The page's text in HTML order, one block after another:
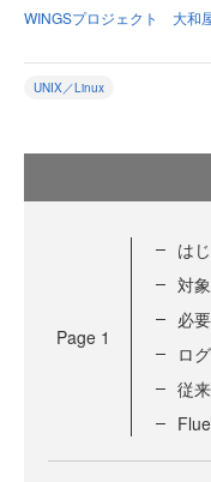
WINGSプロジェクト 大和
UNIX／Linux
Page 1
は
対
必
ロ
従